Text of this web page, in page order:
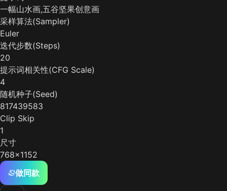
一幅山水画,五谷坚果创意画
采样算法(Sampler)
Euler
迭代步数(Steps)
20
提示词相关性(CFG Scale)
4
随机种子(Seed)
817439583
Clip Skip
1
尺寸
768x1152
做同款